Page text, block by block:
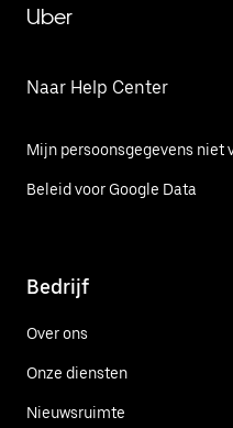
Uber
Naar Help Center
Mijn persoonsgegevens niet
Beleid voor Google Data
Bedrijf
Over ons
Onze diensten
Nieuwsruimte